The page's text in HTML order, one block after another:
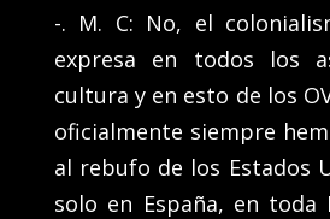
-. M. C: No, el
expresa en todos los
cultura y en esto de los
oficialmente siempre
al rebufo de los Estados
solo en España, en toda